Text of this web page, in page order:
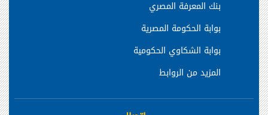
بنك المعرفة المصري
بوابة الحكومة المصرية
بوابة الشكاوي الحكومية
المزيد من الروابط